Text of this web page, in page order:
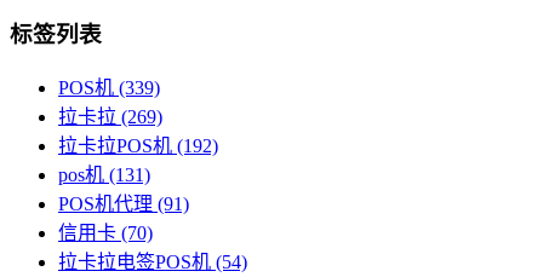
标签列表
POS机 (339)
拉卡拉 (269)
拉卡拉POS机 (192)
pos机 (131)
POS机代理 (91)
信用卡 (70)
拉卡拉电签POS机 (54)